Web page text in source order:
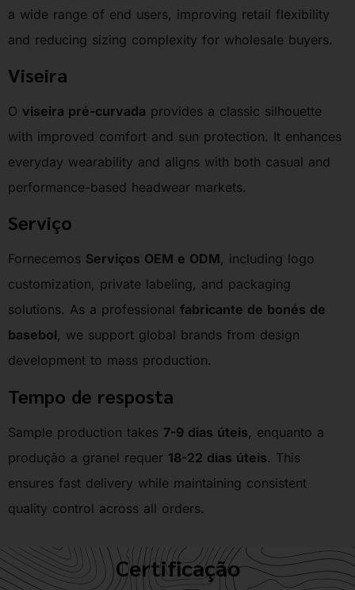
a wide range of end users, improving retail flexibility
and reducing sizing complexity for wholesale buyers.
Viseira
O viseira pré-curvada provides a classic silhouette
with improved comfort and sun protection. It enhances
everyday wearability and aligns with both casual and
performance-based headwear markets.
Serviço
Fornecemos Serviços OEM e ODM, including logo
customization, private labeling, and packaging
solutions. As a professional fabricante de bonés de
basebol, we support global brands from design
development to mass production.
Tempo de resposta
Sample production takes 7-9 dias úteis, enquanto a
produção a granel requer 18-22 dias úteis. This
ensures fast delivery while maintaining consistent
quality control across all orders.
Certificação